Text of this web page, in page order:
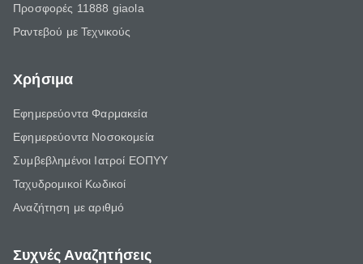
Προσφορές 11888 giaola
Ραντεβού με Τεχνικούς
Χρήσιμα
Εφημερεύοντα Φαρμακεία
Εφημερεύοντα Νοσοκομεία
Συμβεβλημένοι Ιατροί ΕΟΠΥΥ
Ταχυδρομικοί Κωδικοί
Αναζήτηση με αριθμό
Συχνές Αναζητήσεις